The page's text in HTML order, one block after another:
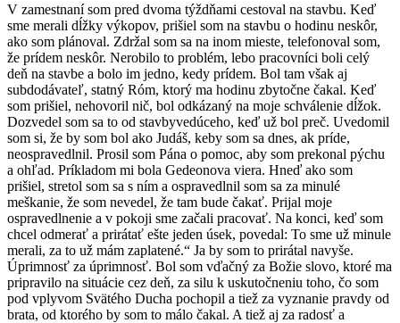
V zamestnaní som pred dvoma týždňami cestoval na stavbu. Keď
sme merali dĺžky výkopov, prišiel som na stavbu o hodinu neskôr,
ako som plánoval. Zdržal som sa na inom mieste, telefonoval som,
že prídem neskôr. Nerobilo to problém, lebo pracovníci boli celý
deň na stavbe a bolo im jedno, kedy prídem. Bol tam však aj
subdodávateľ, statný Róm, ktorý ma hodinu zbytočne čakal. Keď
som prišiel, nehovoril nič, bol odkázaný na moje schválenie dĺžok.
Dozvedel som sa to od stavbyvedúceho, keď už bol preč. Uvedomil
som si, že by som bol ako Judáš, keby som sa dnes, ak príde,
neospravedlnil. Prosil som Pána o pomoc, aby som prekonal pýchu
a ohľad. Príkladom mi bola Gedeonova viera. Hneď ako som
prišiel, stretol som sa s ním a ospravedlnil som sa za minulé
meškanie, že som nevedel, že tam bude čakať. Prijal moje
ospravedlnenie a v pokoji sme začali pracovať. Na konci, keď som
chcel odmerať a prirátať ešte jeden úsek, povedal: To sme už minule
merali, za to už mám zaplatené.“ Ja by som to prirátal navyše.
Úprimnosť za úprimnosť. Bol som vďačný za Božie slovo, ktoré ma
pripravilo na situácie cez deň, za silu k uskutočneniu toho, čo som
pod vplyvom Svätého Ducha pochopil a tiež za vyznanie pravdy od
brata, od ktorého by som to málo čakal. A tiež aj za radosť a